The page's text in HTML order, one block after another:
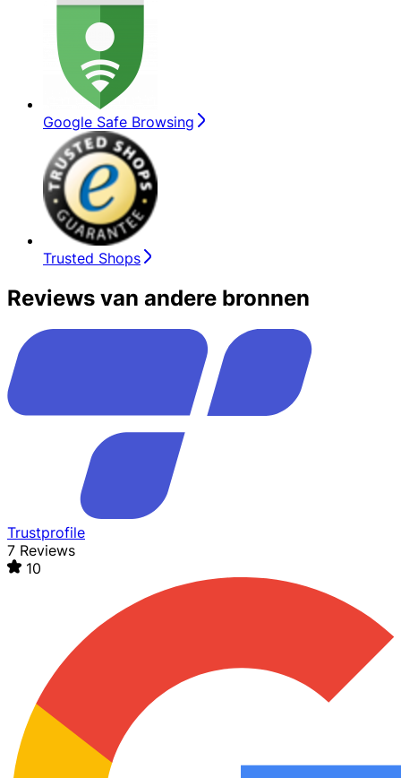
Google Safe Browsing
Trusted Shops
Reviews van andere bronnen
Trustprofile
7 Reviews
10